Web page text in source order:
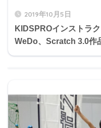
2019年10月5日
KIDSPROインストラ
WeDo、Scratch 3.0作